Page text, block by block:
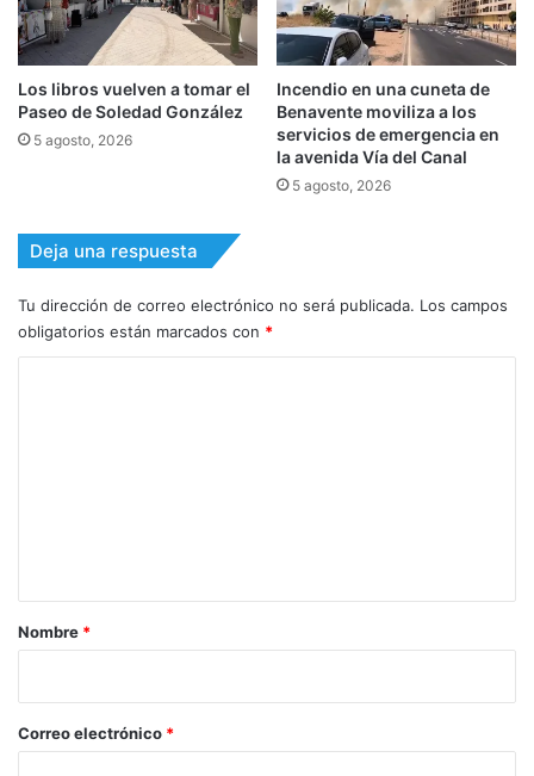
Los libros vuelven a tomar el
Paseo de Soledad González
5 agosto, 2026
Incendio en una cuneta de
Benavente moviliza a los
servicios de emergencia en
la avenida Vía del Canal
5 agosto, 2026
Deja una respuesta
Tu dirección de correo electrónico no será publicada. Los campos
obligatorios están marcados con *
r
*
Nombre *
Correo electrónico *